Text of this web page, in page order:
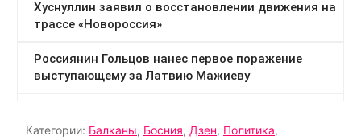
Категории: Балканы, Босния, Дзен, Политика,